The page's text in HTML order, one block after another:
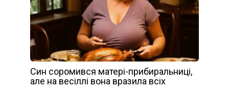
Син соромився матері-прибиральниці,
але на весіллі вона вразила всіх